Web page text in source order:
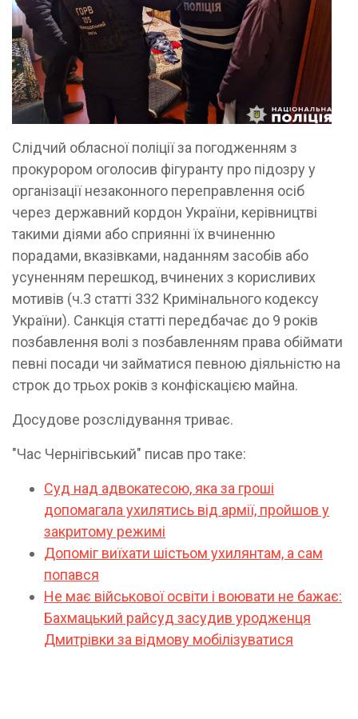
Слідчий обласної поліції за погодженням з
прокурором оголосив фігуранту про підозру у
організації незаконного переправлення осіб
через державний кордон України, керівництві
такими діями або сприянні їх вчиненню
порадами, вказівками, наданням засобів або
усуненням перешкод, вчинених з корисливих
мотивів (ч.3 статті 332 Кримінального кодексу
України). Санкція статті передбачає до 9 років
позбавлення волі з позбавленням права обіймати
певні посади чи займатися певною діяльністю на
строк до трьох років з конфіскацією майна.
Досудове розслідування триває.
"Час Чернігівський" писав про таке:
Суд над адвокатесою, яка за гроші
допомагала ухилятись від армії, пройшов у
закритому режимі
Допоміг виїхати шістьом ухилянтам, а сам
попався
Не має військової освіти і воювати не бажає:
Бахмацький райсуд засудив уродженця
Дмитрівки за відмову мобілізуватися